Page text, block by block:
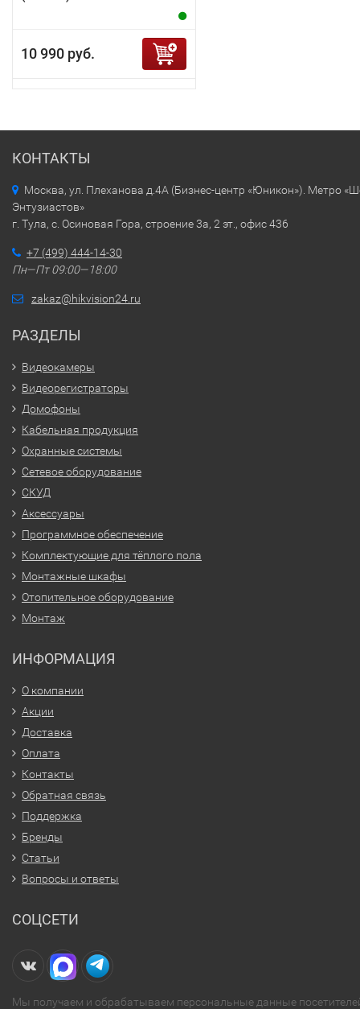
10 990 руб.
КОНТАКТЫ
Москва, ул. Плеханова д.4А (Бизнес-центр «Юникон»). Метро
Энтузиастов»
г. Тула, с. Осиновая Гора, строение 3а, 2 эт., офис 436
+7 (499) 444-14-30
Пн—Пт 09:00—18:00
zakaz@hikvision24.ru
РАЗДЕЛЫ
Видеокамеры
Видеорегистраторы
Домофоны
Кабельная продукция
Охранные системы
Сетевое оборудование
СКУД
Аксессуары
Программное обеспечение
Комплектующие для тёплого пола
Монтажные шкафы
Отопительное оборудование
Монтаж
ИНФОРМАЦИЯ
О компании
Акции
Доставка
Оплата
Контакты
Обратная связь
Поддержка
Бренды
Статьи
Вопросы и ответы
СОЦСЕТИ
Мы получаем и обрабатываем персональные данные